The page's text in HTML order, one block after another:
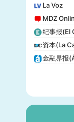
La Voz
MDZ
纪事报(El
资本(La
金融界报